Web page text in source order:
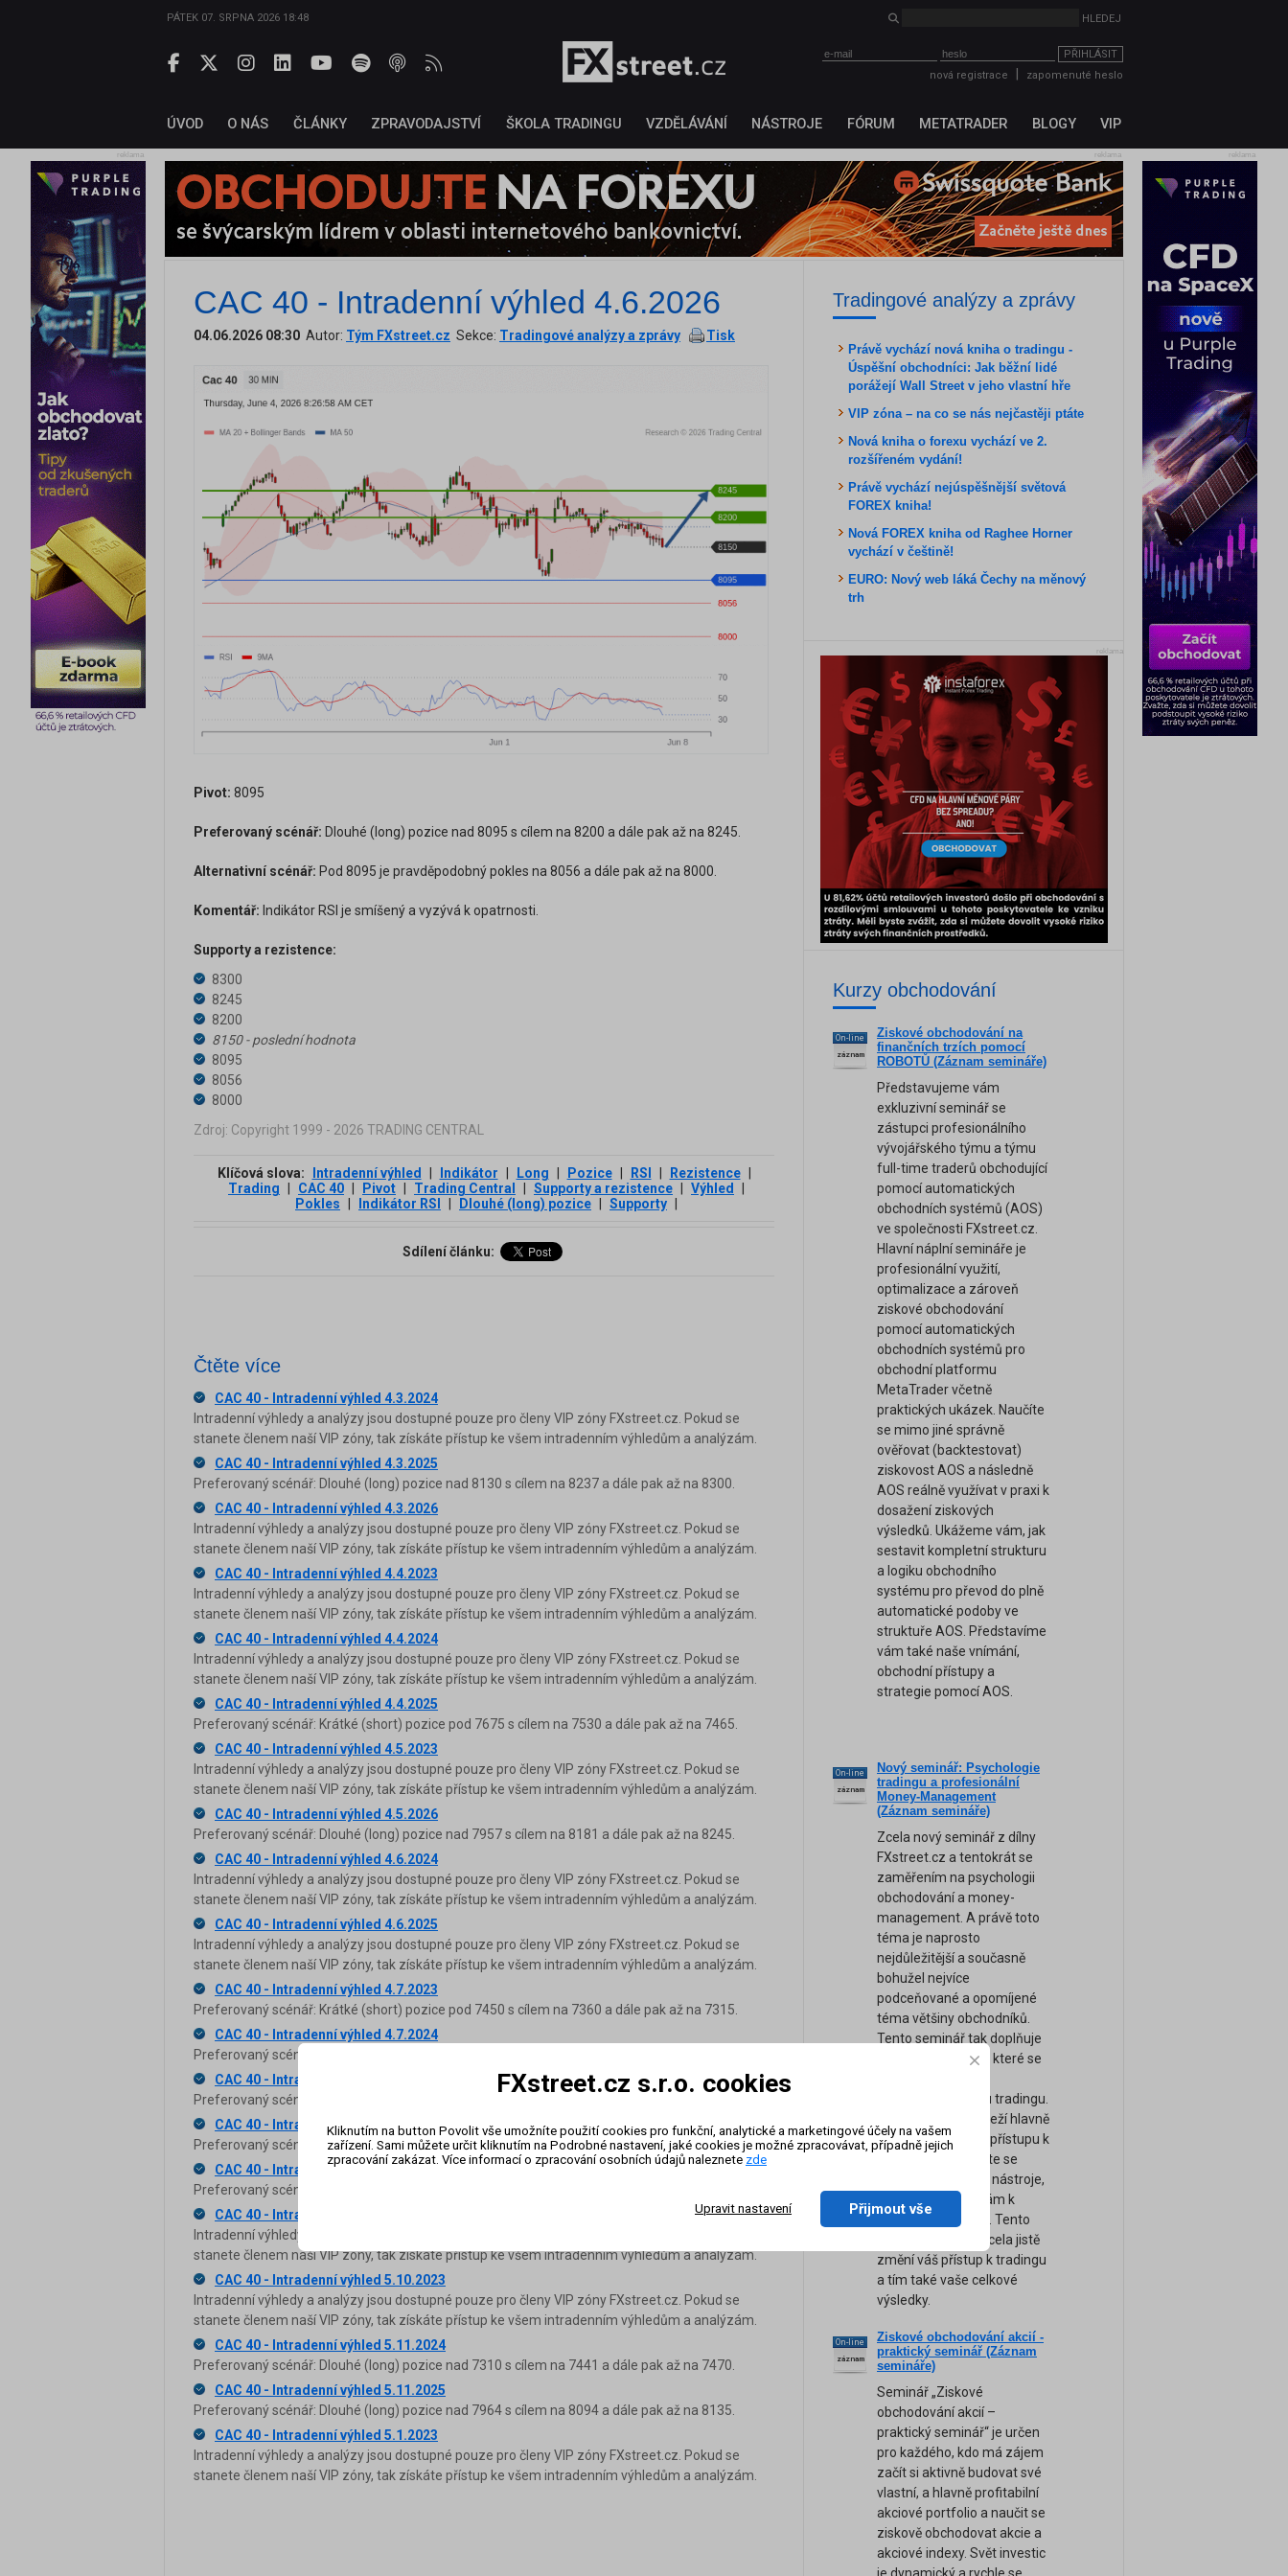
PÁTEK 07. SRPNA 2026 18:48 HLEDEJ
PŘIHLÁSIT
nová registrace
zapomenuté heslo
ÚVOD O NÁS ČLÁNKY ZPRAVODAJSTVÍ ŠKOLA TRADINGU VZDĚLÁVÁNÍ NÁSTROJE FÓRUM METATRADER BLOGY VIP
reklama reklama
reklama
CAC 40 - Intradenní výhled 4.6.2026
04.06.2026 08:30 Autor: Tým FXstreet.cz Sekce: Tradingové analýzy a zprávy Tisk
Pivot: 8095
Preferovaný scénář: Dlouhé (long) pozice nad 8095 s cílem na 8200 a dále pak až na 8245.
Alternativní scénář: Pod 8095 je pravděpodobný pokles na 8056 a dále pak až na 8000.
Komentář: Indikátor RSI je smíšený a vyzývá k opatrnosti.
Supporty a rezistence:
8300
8245
8200
8150 - poslední hodnota
8095
8056
8000
Zdroj: Copyright 1999 - 2026 TRADING CENTRAL
Klíčová slova: Intradenní výhled Indikátor Long Pozice RSI Rezistence
Trading
CAC 40 Pivot Trading Central Supporty a rezistence Výhled
Pokles
Indikátor RSI Dlouhé (long) pozice Supporty
Sdílení článku:
Čtěte více
CAC 40 - Intradenní výhled 4.3.2024
Intradenní výhledy a analýzy jsou dostupné pouze pro členy VIP zóny FXstreet.cz. Pokud se
stanete členem naší VIP zóny, tak získáte přístup ke všem intradenním výhledům a analýzám.
CAC 40 - Intradenní výhled 4.3.2025
Preferovaný scénář: Dlouhé (long) pozice nad 8130 s cílem na 8237 a dále pak až na 8300.
CAC 40 - Intradenní výhled 4.3.2026
Intradenní výhledy a analýzy jsou dostupné pouze pro členy VIP zóny FXstreet.cz. Pokud se
stanete členem naší VIP zóny, tak získáte přístup ke všem intradenním výhledům a analýzám.
CAC 40 - Intradenní výhled 4.4.2023
Intradenní výhledy a analýzy jsou dostupné pouze pro členy VIP zóny FXstreet.cz. Pokud se
stanete členem naší VIP zóny, tak získáte přístup ke všem intradenním výhledům a analýzám.
CAC 40 - Intradenní výhled 4.4.2024
Intradenní výhledy a analýzy jsou dostupné pouze pro členy VIP zóny FXstreet.cz. Pokud se
stanete členem naší VIP zóny, tak získáte přístup ke všem intradenním výhledům a analýzám.
CAC 40 - Intradenní výhled 4.4.2025
Preferovaný scénář: Krátké (short) pozice pod 7675 s cílem na 7530 a dále pak až na 7465.
CAC 40 - Intradenní výhled 4.5.2023
Intradenní výhledy a analýzy jsou dostupné pouze pro členy VIP zóny FXstreet.cz. Pokud se
stanete členem naší VIP zóny, tak získáte přístup ke všem intradenním výhledům a analýzám.
CAC 40 - Intradenní výhled 4.5.2026
Preferovaný scénář: Dlouhé (long) pozice nad 7957 s cílem na 8181 a dále pak až na 8245.
CAC 40 - Intradenní výhled 4.6.2024
Intradenní výhledy a analýzy jsou dostupné pouze pro členy VIP zóny FXstreet.cz. Pokud se
stanete členem naší VIP zóny, tak získáte přístup ke všem intradenním výhledům a analýzám.
CAC 40 - Intradenní výhled 4.6.2025
Intradenní výhledy a analýzy jsou dostupné pouze pro členy VIP zóny FXstreet.cz. Pokud se
stanete členem naší VIP zóny, tak získáte přístup ke všem intradenním výhledům a analýzám.
CAC 40 - Intradenní výhled 4.7.2023
Preferovaný scénář: Krátké (short) pozice pod 7450 s cílem na 7360 a dále pak až na 7315.
CAC 40 - Intradenní výhled 4.7.2024
Preferovaný scénář: Dlouhé (long) pozice nad 7565 s cílem na 7686 a dále pak až na 7725.
CAC 40 - Intradenní výhled 4.8.2025
Preferovaný scénář: Krátké (short) pozice pod 7770 s cílem na 7565 a dále pak až na 7524.
CAC 40 - Intradenní výhled 4.8.2026
Preferovaný scénář: Dlouhé (long) pozice nad 8570 s cílem na 8690 a dále pak až na 8765.
CAC 40 - Intradenní výhled 4.9.2024
Preferovaný scénář: Krátké (short) pozice pod 7670 s cílem na 7530 a dále pak až na 7470.
CAC 40 - Intradenní výhled 4.9.2025
Intradenní výhledy a analýzy jsou dostupné pouze pro členy VIP zóny FXstreet.cz. Pokud se
stanete členem naší VIP zóny, tak získáte přístup ke všem intradenním výhledům a analýzám.
CAC 40 - Intradenní výhled 5.10.2023
Intradenní výhledy a analýzy jsou dostupné pouze pro členy VIP zóny FXstreet.cz. Pokud se
stanete členem naší VIP zóny, tak získáte přístup ke všem intradenním výhledům a analýzám.
CAC 40 - Intradenní výhled 5.11.2024
Preferovaný scénář: Dlouhé (long) pozice nad 7310 s cílem na 7441 a dále pak až na 7470.
CAC 40 - Intradenní výhled 5.11.2025
Preferovaný scénář: Dlouhé (long) pozice nad 7964 s cílem na 8094 a dále pak až na 8135.
CAC 40 - Intradenní výhled 5.1.2023
Intradenní výhledy a analýzy jsou dostupné pouze pro členy VIP zóny FXstreet.cz. Pokud se
stanete členem naší VIP zóny, tak získáte přístup ke všem intradenním výhledům a analýzám.
Tradingové analýzy a zprávy
Právě vychází nová kniha o tradingu -
Úspěšní obchodníci: Jak běžní lidé
porážejí Wall Street v jeho vlastní hře
VIP zóna – na co se nás nejčastěji ptáte
Nová kniha o forexu vychází ve 2.
rozšířeném vydání!
Právě vychází nejúspěšnější světová
FOREX kniha!
Nová FOREX kniha od Raghee Horner
vychází v češtině!
EURO: Nový web láká Čechy na měnový
trh
reklama
Kurzy obchodování
On-line
záznam
Ziskové obchodování na
finančních trzích pomocí
ROBOTŮ (Záznam semináře)
Představujeme vám
exkluzivní seminář se
zástupci profesionálního
vývojářského týmu a týmu
full-time traderů obchodující
pomocí automatických
obchodních systémů (AOS)
ve společnosti FXstreet.cz.
Hlavní náplní semináře je
profesionální využití,
optimalizace a zároveň
ziskové obchodování
pomocí automatických
obchodních systémů pro
obchodní platformu
MetaTrader včetně
praktických ukázek. Naučíte
se mimo jiné správně
ověřovat (backtestovat)
ziskovost AOS a následně
AOS reálně využívat v praxi k
dosažení ziskových
výsledků. Ukážeme vám, jak
sestavit kompletní strukturu
a logiku obchodního
systému pro převod do plně
automatické podoby ve
struktuře AOS. Představíme
vám také naše vnímání,
obchodní přístupy a
strategie pomocí AOS.
On-line
záznam
Nový seminář: Psychologie
tradingu a profesionální
Money-Management
(Záznam semináře)
Zcela nový seminář z dílny
FXstreet.cz a tentokrát se
zaměřením na psychologii
obchodování a money-
management. A právě toto
téma je naprosto
nejdůležitější a současně
bohužel nejvíce
podceňované a opomíjené
téma většiny obchodníků.
Tento seminář tak doplňuje
naše ostatní kurzy, které se
technickou stránku tradingu.
Úspěch tradera záleží hlavně
na jeho psychice a přístupu k
obchodování. Přijďte se
naučit ty nejsilnější nástroje,
tipy a rady, které vám k
úspěchu pomohou. Tento
unikátní seminář zcela jistě
změní váš přístup k tradingu
a tím také vaše celkové
výsledky.
On-line
záznam
Ziskové obchodování akcií -
praktický seminář (Záznam
semináře)
Seminář „Ziskové
obchodování akcií –
praktický seminář“ je určen
pro každého, kdo má zájem
začít si aktivně budovat své
vlastní, a hlavně profitabilní
akciové portfolio a naučit se
ziskově obchodovat akcie a
akciové indexy. Svět investic
FXstreet.cz s.r.o. cookies
Kliknutím na button Povolit vše umožníte použití cookies pro funkční, analytické a marketingové účely na vašem
zařízení. Sami můžete určit kliknutím na Podrobné nastavení, jaké cookies je možné zpracovávat, případně jejich
zpracování zakázat. Více informací o zpracování osobních údajů naleznete zde
Upravit nastavení Přijmout vše